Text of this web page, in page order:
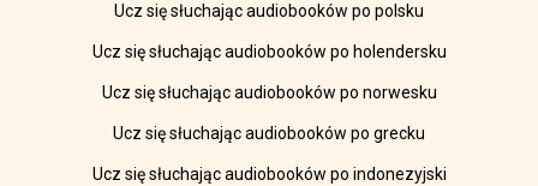
Ucz się słuchając audiobooków po polsku
Ucz się słuchając audiobooków po holendersku
Ucz się słuchając audiobooków po norwesku
Ucz się słuchając audiobooków po grecku
Ucz się słuchając audiobooków po indonezyjski